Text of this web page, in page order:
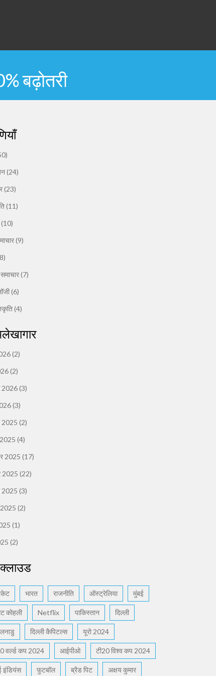
बढ़ोतरी
(24)
(23)
(11)
(10)
(9)
समाचार(7)
(6)
(4)
(2)
(2)
2026(3)
(3)
2025 (2)
(4)
2025 (17)
2025 (22)
(3)
(2)
(1)
(2)
भारत राजनीति ऑस्ट्रेलिया मुंबई
कोहली Netflix पाकिस्तान दिल्ली
दिल्ली कैपिटल्स यूरो 2024
वर्ल्ड कप 2024 आईपीओ टी20 विश्व कप 2024
इंडियंस फुटबॉल ब्रैड पिट अक्षय कुमार